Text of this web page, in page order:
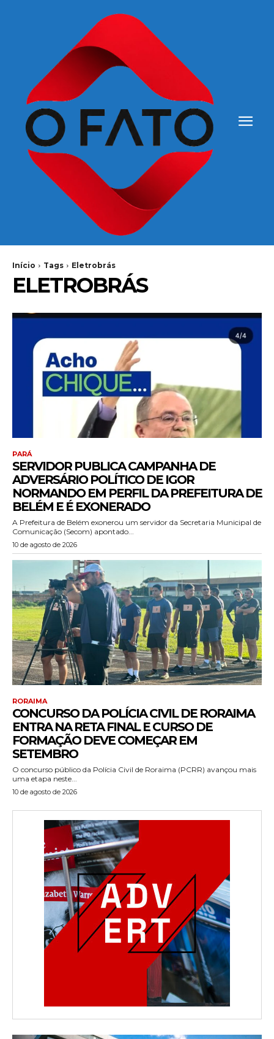
Início Tags Eletrobrás
ELETROBRÁS
PARÁ
SERVIDOR PUBLICA CAMPANHA DE
ADVERSÁRIO POLÍTICO DE IGOR
NORMANDO EM PERFIL DA PREFEITURA DE
BELÉM E É EXONERADO
A Prefeitura de Belém exonerou um servidor da Secretaria Municipal de
Comunicação (Secom) apontado...
10 de agosto de 2026
RORAIMA
CONCURSO DA POLÍCIA CIVIL DE RORAIMA
ENTRA NA RETA FINAL E CURSO DE
FORMAÇÃO DEVE COMEÇAR EM
SETEMBRO
O concurso público da Polícia Civil de Roraima (PCRR) avançou mais
uma etapa neste...
10 de agosto de 2026